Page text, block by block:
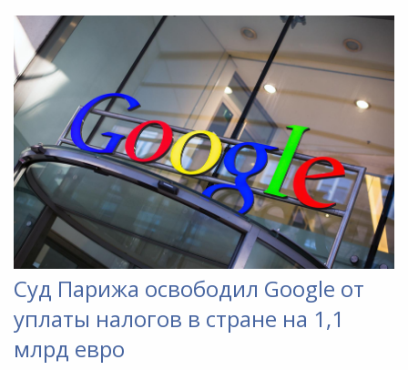
Суд Парижа освободил Google от
уплаты налогов в стране на 1,1
млрд евро